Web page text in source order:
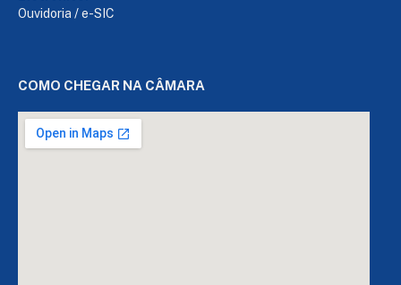
Ouvidoria /e-SIC
COMO CHEGAR NA CÂMARA